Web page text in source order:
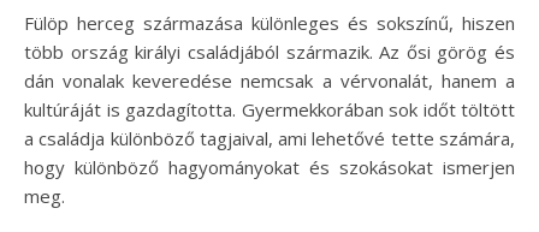
Fülöp herceg származása különleges és sokszínű, hiszen
több ország királyi családjából származik. Az ősi görög és
dán vonalak keveredése nemcsak a vérvonalát, hanem a
kultúráját is gazdagította. Gyermekkorában sok időt töltött
a családja különböző tagjaival, ami lehetővé tette számára,
hogy különböző hagyományokat és szokásokat ismerjen
meg.